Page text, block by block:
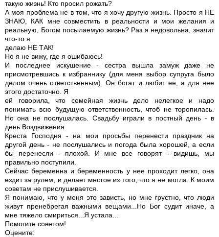
такую жизнь! Кто просил рожать?
А моя проблема не в том, что я хочу другую жизнь. Просто я НЕ
ЗНАЮ, КАК мне совместить в реальности и мои желания и
реальную, Богом посылаемую жизнь? Раз я недовольна, значит
что-то я
делаю НЕ ТАК!
Но я не вижу, где я ошибаюсь!
И последнее искушение - сестра вышла замуж даже не
присмотревшись к избраннику (для меня выбор супруга было
делом очень ответственным). Он богат и любит ее, а для нее
этого достаточно. Я
ей говорила, что семейная жизнь дело нелегкое и надо
понимать всю будущую ответственность, чтоб не торопилась.
Но она не послушалась. Свадьбу играли в постный день - в
день Воздвижения
Креста Господня - на мои просьбы перенести праздник на
другой день - не послушались и погода была хорошей, а если
бы перенесли - плохой. И мне все говорят - видишь, мы
правильно поступили.
Сейчас беременна и беременность у нее проходит легко, она
ездит за рулем, и делает многое из того, что я не могла. К моим
советам не прислушивается.
Я понимаю, что у меня это зависть, но мне грустно, что люди
живут пренебрегая важными вещами...Но Бог судит иначе, а
мне тяжело смириться...Я устала...
Помогите советом!
Оцените: